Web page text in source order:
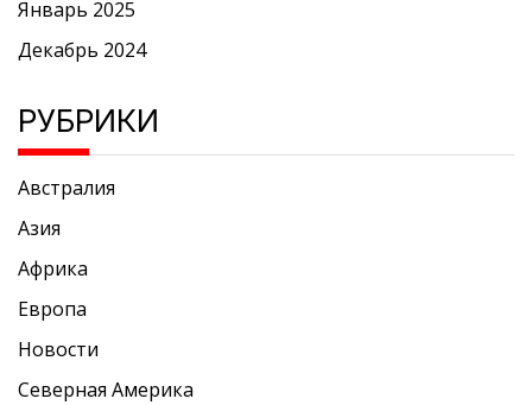
Январь 2025
Декабрь 2024
РУБРИКИ
Австралия
Азия
Африка
Европа
Новости
Северная Америка